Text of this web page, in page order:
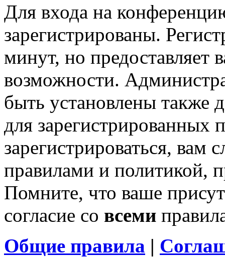
Для входа на
зарегистрированы.
минут, но предоставляет
возможности.
быть установлены также
для зарегистрированных
зарегистрироваться, вам
правилами и политикой,
Помните, что ваше
согласие со всеми
Общие правила |